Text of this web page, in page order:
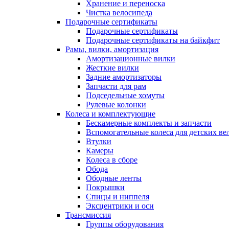
Хранение и переноска
Чистка велосипеда
Подарочные сертификаты
Подарочные сертификаты
Подарочные сертификаты на байкфит
Рамы, вилки, амортизация
Амортизационные вилки
Жесткие вилки
Задние амортизаторы
Запчасти для рам
Подседельные хомуты
Рулевые колонки
Колеса и комплектующие
Бескамерные комплекты и запчасти
Вспомогательные колеса для детских
Втулки
Камеры
Колеса в сборе
Обода
Ободные ленты
Покрышки
Спицы и ниппеля
Эксцентрики и оси
Трансмиссия
Группы оборудования